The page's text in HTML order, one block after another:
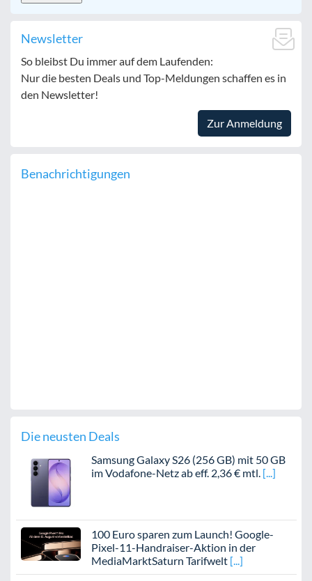
Newsletter
So bleibst Du immer auf dem Laufenden:
Nur die besten Deals und Top-Meldungen schaffen es in
den Newsletter!
Zur Anmeldung
Benachrichtigungen
Die neusten Deals
Samsung Galaxy S26 (256 GB) mit 50 GB
im Vodafone-Netz ab eff. 2,36 € mtl.
100 Euro sparen zum Launch! Google-
Pixel-11-Handraiser-Aktion in der
MediaMarktSaturn Tarifwelt